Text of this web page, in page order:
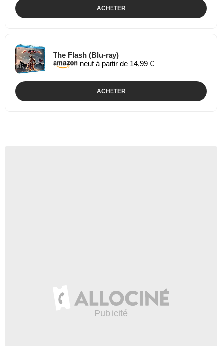
ACHETER
The Flash (Blu-ray)
neuf à partir de 14,99 €
ACHETER